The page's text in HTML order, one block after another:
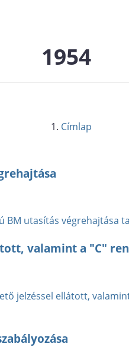
1954
Címlap
BM utasítás végrehajtása
valamint a "C"
jelzéssel ellátott,